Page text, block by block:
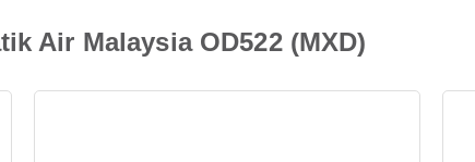
Air Malaysia OD522 (MXD)